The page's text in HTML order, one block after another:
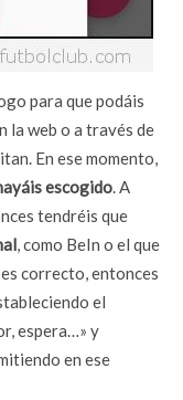
para que podáis
la web o a través de
En ese momento,
escogido . A
tendréis que
, como BeIn o el que
correcto, entonces
el
espera…» y
en ese